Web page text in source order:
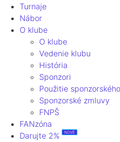
Turnaje
Nábor
O klube
O klube
Vedenie klubu
História
Sponzori
Použitie sponzorského
Sponzorské zmluvy
FNPŠ
FANzóna
Darujte 2%
NOVÉ